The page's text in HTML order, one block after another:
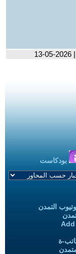
بودكاست
التمدن
ة